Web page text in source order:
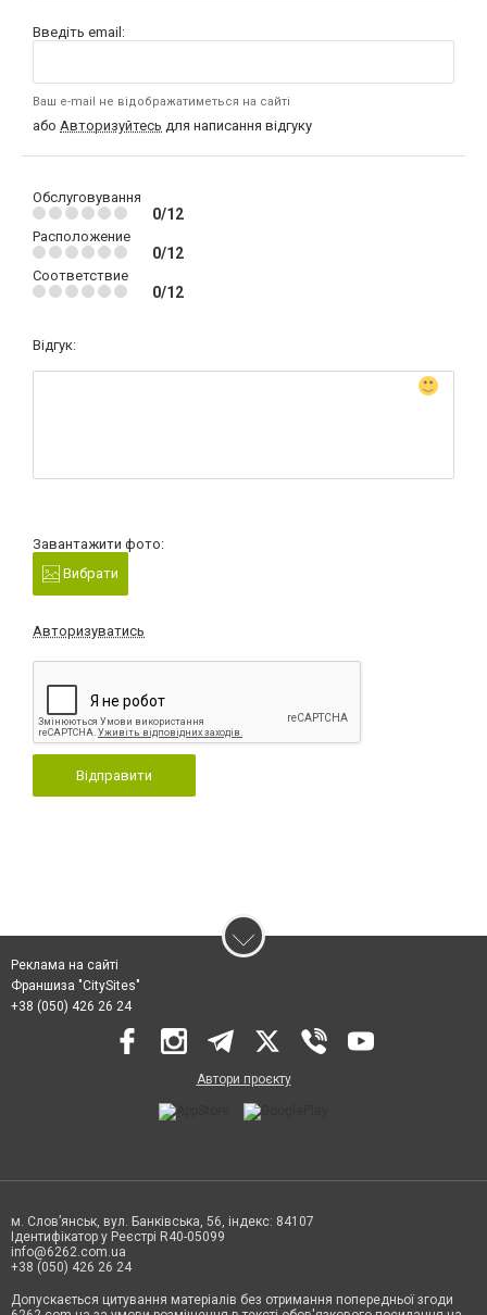
Введіть email:
Ваш e-mail не відображатиметься на сайті
або Авторизуйтесь для написання відгуку
Обслуговування
0/12
Расположение
0/12
Соответствие
0/12
Відгук:
Завантажити фото:
Вибрати
Авторизуватись
Відправити
Реклама на сайті
Франшиза "CitySites"
+38 (050) 426 26 24
Автори проєкту
м. Слов’янськ, вул. Банківська, 56, індекс: 84107
Ідентифікатор у Реєстрі R40-05099
info@6262.com.ua
+38 (050) 426 26 24
Допускається цитування матеріалів без отримання попередньої згоди